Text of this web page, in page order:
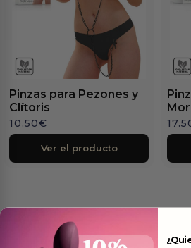
Pinzas para Pezones y
Clítoris
10.50€
Ver el producto